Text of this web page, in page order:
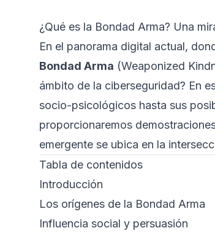
¿Qué es la Bondad Arma? Una
En el panorama digital actual,
Bondad Arma (Weaponized
ámbito de la ciberseguridad? En
socio-psicológicos hasta sus
proporcionaremos
emergente se ubica en la
Tabla de contenidos
Introducción
Los orígenes de la Bondad Arma
Influencia social y persuasión